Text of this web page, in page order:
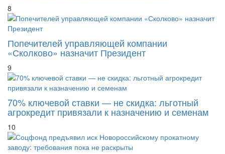
8
Попечителей управляющей компании
«Сколково» назначит Президент
9
70% ключевой ставки — не скидка: льготный
агрокредит привязали к назначению и семенам
10